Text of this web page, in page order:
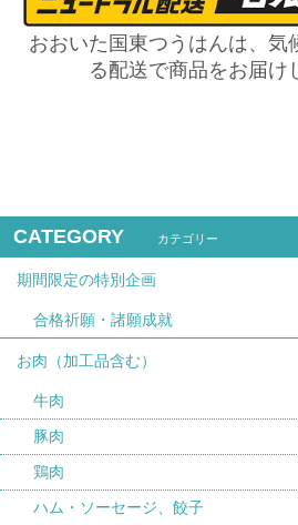
おおいた国東つうはんは、気
る配送で商品をお届け
CATEGORY カテゴリー
期間限定の特別企画
合格祈願・諸願成就
お肉（加工品含む）
牛肉
豚肉
鶏肉
ハム・ソーセージ、餃子